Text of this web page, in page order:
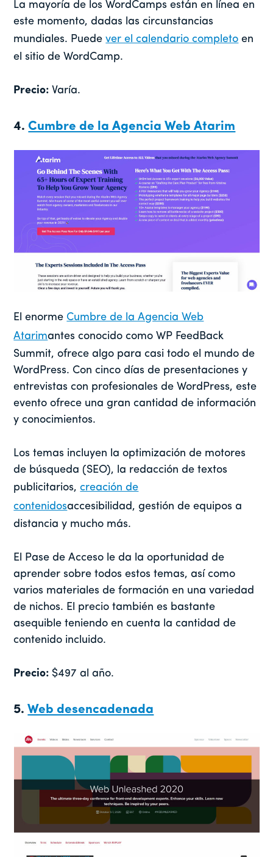
La mayoría de los WordCamps están en línea en
este momento, dadas las circunstancias
mundiales. Puedever el calendario completo en
el sitio de WordCamp.
Precio: Varía.
4.Cumbre de la Agencia Web Atarim
El enorme Cumbre de la Agencia Web
Atarimantes conocido como WP FeedBack
Summit, ofrece algo para casi todo el mundo de
WordPress. Con cinco días de presentaciones y
entrevistas con profesionales de WordPress, este
evento ofrece una gran cantidad de información
y conocimientos.
Los temas incluyen la optimización de motores
de búsqueda (SEO), la redacción de textos
publicitarios,creación de
contenidosaccesibilidad, gestión de equipos a
distancia y mucho más.
El Pase de Acceso le da la oportunidad de
aprender sobre todos estos temas, así como
varios materiales de formación en una variedad
de nichos. El precio también es bastante
asequible teniendo en cuenta la cantidad de
contenido incluido.
Precio: $497 al año.
5.Web desencadenada